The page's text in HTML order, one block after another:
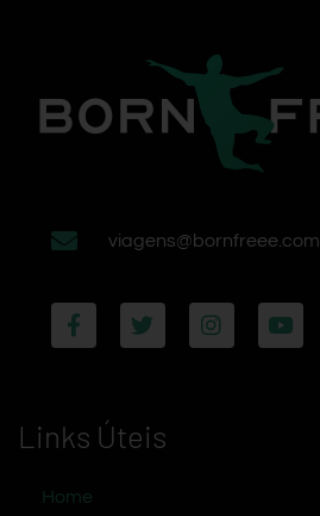
viagens@bornfreee.com
Links Úteis
Home